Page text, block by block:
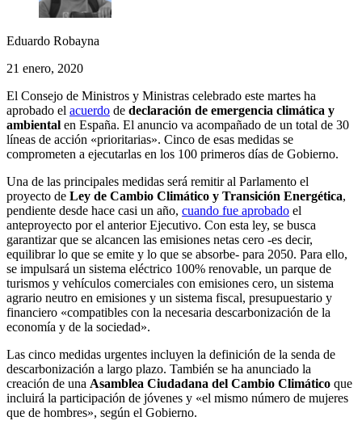
Eduardo Robayna
21 enero, 2020
El Consejo de Ministros y Ministras celebrado este martes ha
aprobado el acuerdo de declaración de emergencia climática y
ambiental en España. El anuncio va acompañado de un total de 30
líneas de acción «prioritarias». Cinco de esas medidas se
comprometen a ejecutarlas en los 100 primeros días de Gobierno.
Una de las principales medidas será remitir al Parlamento el
proyecto de Ley de Cambio Climático y Transición Energética,
pendiente desde hace casi un año, cuando fue aprobado el
anteproyecto por el anterior Ejecutivo. Con esta ley, se busca
garantizar que se alcancen las emisiones netas cero -es decir,
equilibrar lo que se emite y lo que se absorbe- para 2050. Para ello,
se impulsará un sistema eléctrico 100% renovable, un parque de
turismos y vehículos comerciales con emisiones cero, un sistema
agrario neutro en emisiones y un sistema fiscal, presupuestario y
financiero «compatibles con la necesaria descarbonización de la
economía y de la sociedad».
Las cinco medidas urgentes incluyen la definición de la senda de
descarbonización a largo plazo. También se ha anunciado la
creación de una Asamblea Ciudadana del Cambio Climático que
incluirá la participación de jóvenes y «el mismo número de mujeres
que de hombres», según el Gobierno.